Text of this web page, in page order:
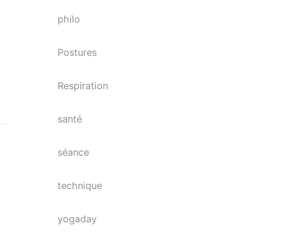
philo
Postures
Respiration
santé
séance
technique
yogaday